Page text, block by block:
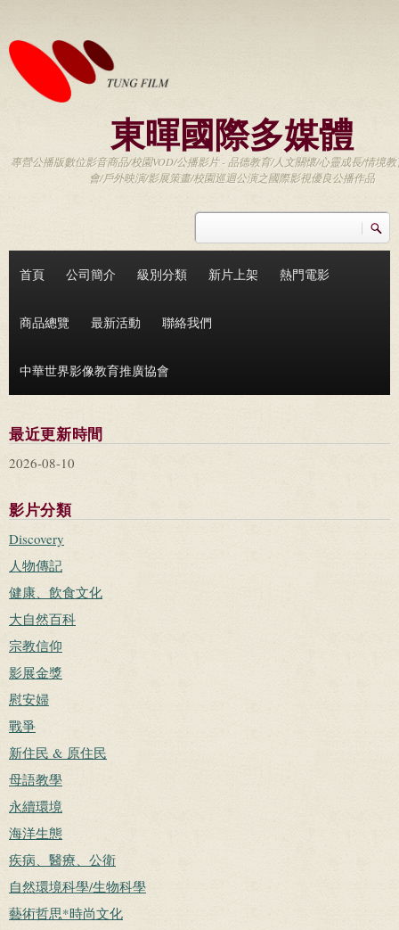
東暉國際多媒體
專營公播版數位影音商品/校園VOD/公播影片 - 品德教育/人文關懷/心靈成長/情境
會/戶外映演/影展策畫/校園巡迴公演之國際影視優良公播作品
搜尋
首頁 公司簡介 級別分類 新片上架 熱門電影
商品總覽 最新活動 聯絡我們
中華世界影像教育推廣協會
最近更新時間
2026-08-10
影片分類
Discovery
人物傳記
健康、飲食文化
大自然百科
宗教信仰
影展金獎
慰安婦
戰爭
新住民 & 原住民
母語教學
永續環境
海洋生態
疾病、醫療、公衛
自然環境科學/生物科學
藝術哲思*時尚文化